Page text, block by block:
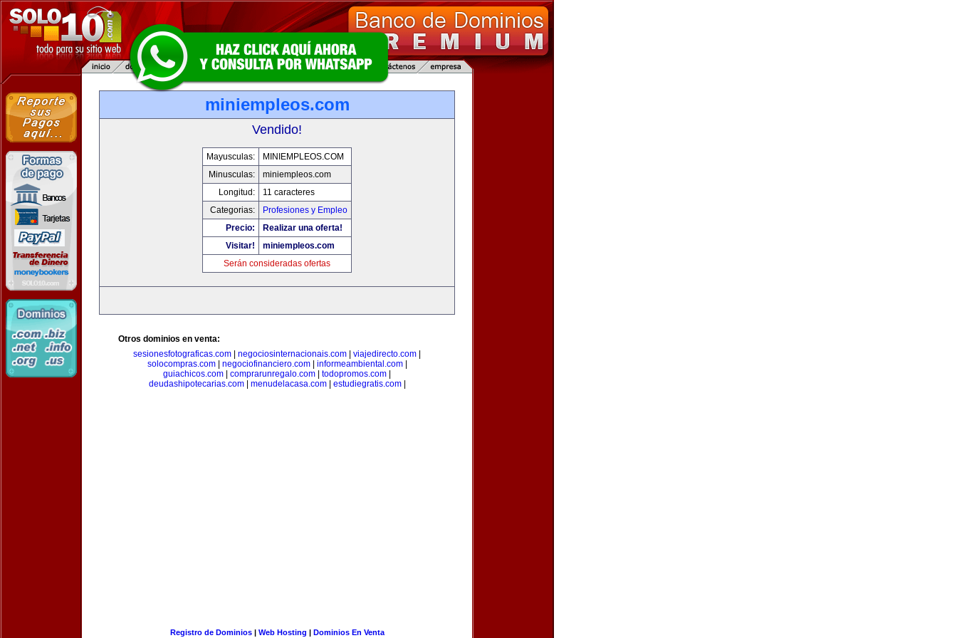
miniempleos.com
Vendido!
Mayusculas:
MINIEMPLEOS.COM
Minusculas:
miniempleos.com
Longitud:
11 caracteres
Categorias:
Profesiones y Empleo
Precio:
Realizar una oferta!
Visitar!
miniempleos.com
Serán consideradas ofertas
Otros dominios en venta:
sesionesfotograficas.com
negociosinternacionais.com viajedirecto.com
solocompras.com| negociofinanciero.com| informeambiental.com|
guiachicos.com
comprarunregalo.com todopromos.com
deudashipotecarias.com| menudelacasa.com| estudiegratis.com|
Registro de Dominios| Web Hosting | Dominios En Venta